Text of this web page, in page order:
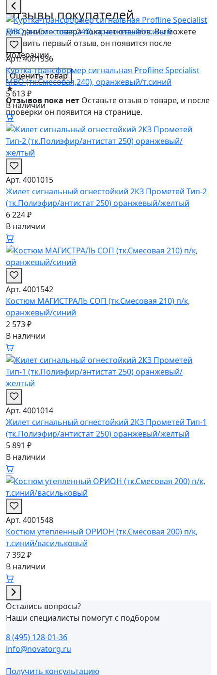
Отзывы покупателей
Для данного товара пока нет отзывов. Вы можете
оставить первый отзыв, он появится после
модерации.
Оценить товар
★
Отзывов пока нет Оставьте отзыв о товаре, и после
проверки он появится на странице.
Арт. 4001536
Куртка-трансформер сигнальная Profline Specialist
МВО (тк.Смесовая,240), оранжевый/т.синий
5 613 ₽
В наличии
Арт. 4001015
Жилет сигнальный огнестойкий 2КЗ Прометей Тип-2
(тк.Полиэфир/антистат 250) оранжевый/желтый
6 224 ₽
В наличии
Арт. 4001542
Костюм МАГИСТРАЛЬ СОП (тк.Смесовая 210) п/к,
оранжевый/синий
2 573 ₽
В наличии
Арт. 4001014
Жилет сигнальный огнестойкий 2КЗ Прометей Тип-1
(тк.Полиэфир/антистат 250) оранжевый/желтый
5 891 ₽
В наличии
Арт. 4001548
Костюм утепленный ОРИОН (тк.Смесовая 200) п/к,
т.синий/васильковый
7 392 ₽
В наличии
Остались вопросы?
Наши специалисты помогут с подбором
8 (495) 128-01-36
info@novatorg.ru
Получить консультацию